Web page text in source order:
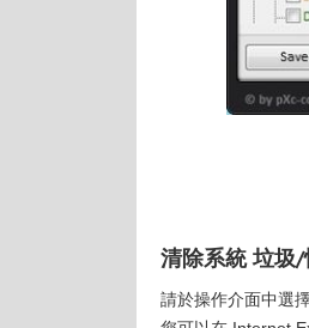
清除系統 垃圾
請於操作介面中選